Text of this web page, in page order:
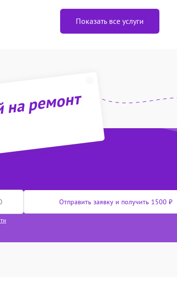
Показать все услуги
ремонт
Отправить заявку и получить 1500 ₽